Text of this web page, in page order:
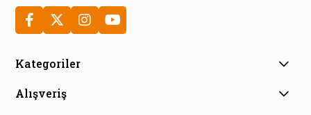
Kategoriler
Alışveriş